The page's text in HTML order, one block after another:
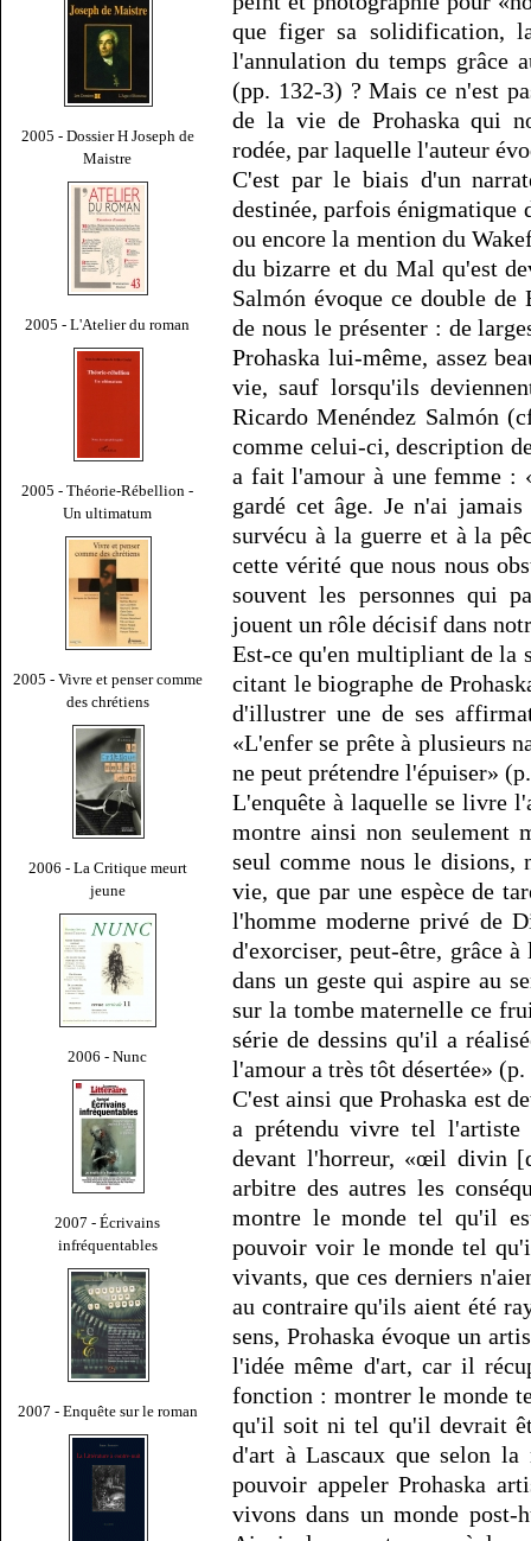
2005 - Dossier H Joseph de
Maistre
2005 - L'Atelier du roman
2005 - Théorie-Rébellion -
Un ultimatum
2005 - Vivre et penser comme
des chrétiens
2006 - La Critique meurt
jeune
2006 - Nunc
2007 - Écrivains
infréquentables
2007 - Enquête sur le roman
que figer sa solidification,
l'annulation du temps grâce
(pp. 132-3) ? Mais ce n'est
de la vie de Prohaska qui
rodée, par laquelle l'auteur
C'est par le biais d'un
destinée, parfois énigmatique
ou encore la mention du
du bizarre et du Mal qu'est
Salmón évoque ce double
de nous le présenter : de
Prohaska lui-même, assez
vie, sauf lorsqu'ils
Ricardo Menéndez Salmón
comme celui-ci, description
a fait l'amour à une femme :
gardé cet âge. Je n'ai
survécu à la guerre et à la
cette vérité que nous nous
souvent les personnes qui
jouent un rôle décisif dans
Est-ce qu'en multipliant de la
citant le biographe de
d'illustrer une de ses
«L'enfer se prête à plusieurs
ne peut prétendre l'épuiser»
L'enquête à laquelle se livre
montre ainsi non seulement
seul comme nous le disions,
vie, que par une espèce de
l'homme moderne privé de
d'exorciser, peut-être, grâce
dans un geste qui aspire au
sur la tombe maternelle ce
série de dessins qu'il a
l'amour a très tôt désertée» (p.
C'est ainsi que Prohaska est
a prétendu vivre tel l'artiste
devant l'horreur, «œil divin
arbitre des autres les
montre le monde tel qu'il
pouvoir voir le monde tel
vivants, que ces derniers
au contraire qu'ils aient été
sens, Prohaska évoque un
l'idée même d'art, car il
fonction : montrer le monde
qu'il soit ni tel qu'il devrait
d'art à Lascaux que selon la
pouvoir appeler Prohaska
vivons dans un monde post-